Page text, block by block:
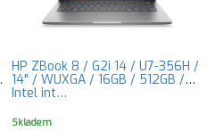
HP ZBook 8 / G2i 14 / U7-356H /
14" / WUXGA / 16GB / 512GB /
Intel int…
Skladem